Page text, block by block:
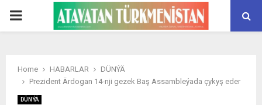
PRIMARY
Home HABARLAR
DÜNÝÄ
Prezident Ärdogan 14-nji gezek Baş Assambleýada çykyş eder
DÜNÝÄ